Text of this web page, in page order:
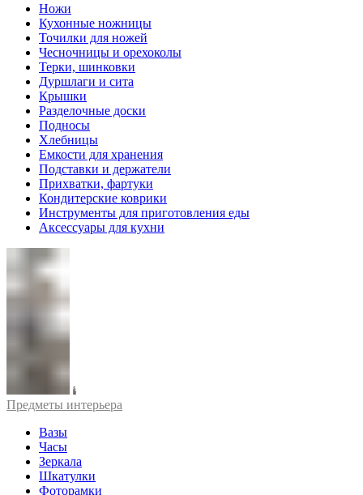
Ножи
Кухонные ножницы
Точилки для ножей
Чесночницы и орехоколы
Терки, шинковки
Дуршлаги и сита
Крышки
Разделочные доски
Подносы
Хлебницы
Емкости для хранения
Подставки и держатели
Прихватки, фартуки
Кондитерские коврики
Инструменты для приготовления еды
Аксессуары для кухни
Предметы интерьера
Вазы
Часы
Зеркала
Шкатулки
Фоторамки